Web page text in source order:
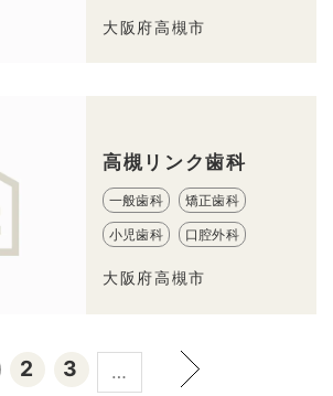
大阪府高槻市
高槻リンク歯科
一般歯科 矯正歯科
小児歯科 口腔外科
大阪府高槻市
2 3 …